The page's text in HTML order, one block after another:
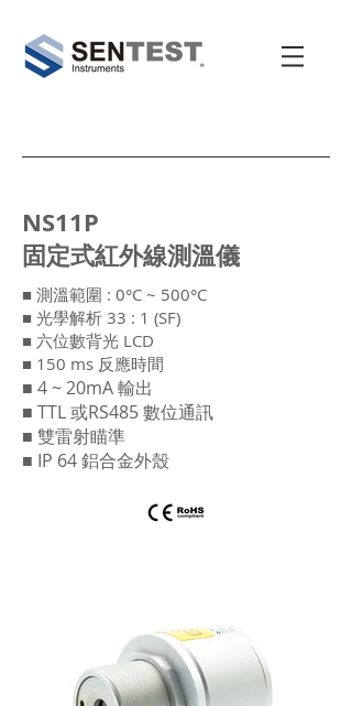
NS11P
​固定式紅外線測溫儀
■ 測溫範圍 : 0°C ~ 500°C
■ 光學解析 33 : 1 (SF)
■ 六位數背光 LCD
■ 150 ms 反應時間
■ 4 ~ 20mA 輸出
■ TTL 或RS485 數位通訊
■ 雙雷射瞄準
■ IP 64 鋁合金外殼